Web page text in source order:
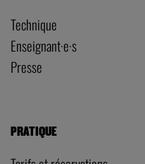
Technique
Enseignant·e·s
Presse
PRATIQUE